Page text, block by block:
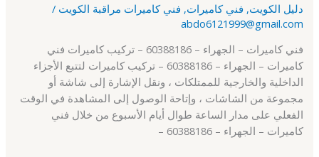
دليل الكويت, فني كاميرات, فني كاميرات مراقبة الكويت /
abdo6121999@gmail.com
فني كاميرات – الجهراء – 60388186 – تركيب كاميرات فني
كاميرات – الجهراء – 60388186 – تركيب كاميرات لتتبع الأجزاء
الداخلية والخارجية للممتلكات ، ونقل الإشارة إلى شاشة أو
مجموعة من الشاشات ، وإتاحة الوصول إلى المشاهدة في الوقت
الفعلي على مدار الساعة طوال أيام الأسبوع من خلال فني
كاميرات – الجهراء – 60388186 –